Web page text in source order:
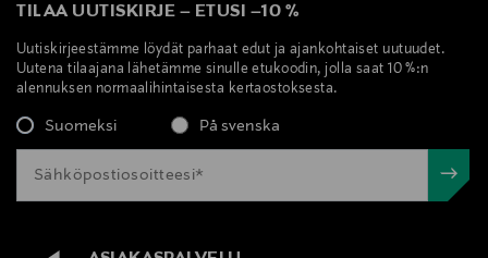
TILAA UUTISKIRJE – ETUSI –10 %
Uutiskirjeestämme löydät parhaat edut ja ajankohtaiset uutuudet.
Uutena tilaajana lähetämme sinulle etukoodin, jolla saat 10 %:n
alennuksen normaalihintaisesta kertaostoksesta.
Suomeksi På svenska